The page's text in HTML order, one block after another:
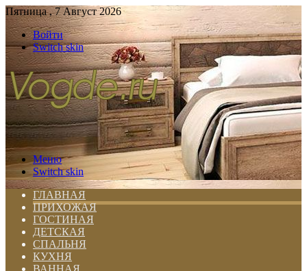
Пятница , 7 Август 2026
Войти
Switch skin
Меню
Switch skin
ГЛАВНАЯ
ПРИХОЖАЯ
ГОСТИНАЯ
ДЕТСКАЯ
СПАЛЬНЯ
КУХНЯ
ВАННАЯ